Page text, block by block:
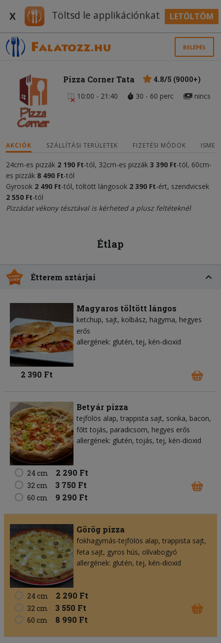
X Töltsd le applikációnkat LETÖLTÖM
BELÉPÉS
Pizza Corner Tata
4.8/5 (9000+)
10:00 - 21:40
30 - 60 perc nincs
AKCIÓK SZÁLLÍTÁSI TERÜLETEK FIZETÉSI MÓDOK
24cm-es pizzák 2 190 Ft-tól, 32cm-es pizzák 3 390 Ft-tól, 60cm-
es pizzák 8 490 Ft-tól
Gyrosok 2 490 Ft-tól, töltött lángosok 2 390 Ft-ért, szendvicsek
2 550 Ft-tól
Pizzádat vékony tésztával is kérheted a plusz feltéteknél
Étlap
Étterem sztárjai
Magyaros töltött lángos
ketchup sajt kolbász hagyma hegyes
erős
allergének: glutén, tej, kén-dioxid
2 390 Ft
Betyár pizza
tejfölös alap trappista sajt sonka bacon
főtt tojás paradicsom hegyes erős
allergének: glutén, tojás, tej, kén-dioxid
24 cm 2 290 Ft
32 cm 3 750 Ft
60 cm 9 290 Ft
Görög pizza
fokhagymás-tejfölös alap trappista sajt
feta sajt gyros hús olívabogyó
allergének: glutén, tej, kén-dioxid
24 cm 2 290 Ft
32 cm 3 550 Ft
60 cm 8 990 Ft